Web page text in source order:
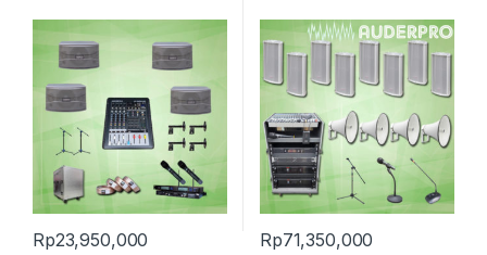
Rp23,950,000 Rp71,350,000